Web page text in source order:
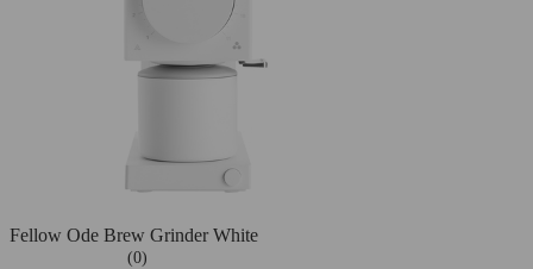
Fellow Ode Brew Grinder White
(0)